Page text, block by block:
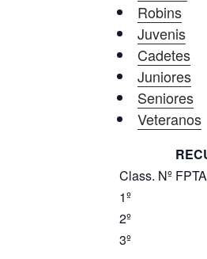
Robins
Juvenis
Cadetes
Juniores
Seniores
Veteranos
Class. Nº FPTA
1º
2º
3º